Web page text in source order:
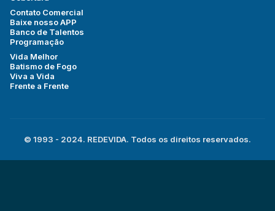
Contato Comercial
Baixe nosso APP
Banco de Talentos
Programação
Vida Melhor
Batismo de Fogo
Viva a Vida
Frente a Frente
© 1993 - 2024. REDEVIDA. Todos os direitos reservados.